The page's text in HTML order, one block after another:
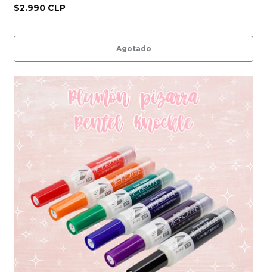
$2.990 CLP
Agotado